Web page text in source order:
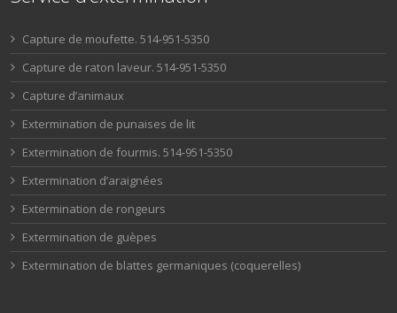
Capture de moufette. 514-951-5350
Capture de raton laveur. 514-951-5350
Capture d’animaux
Extermination de punaises de lit
Extermination de fourmis. 514-951-5350
Extermination d’araignées
Extermination de rongeurs
Extermination de guèpes
Extermination de blattes germaniques (coquerelles)